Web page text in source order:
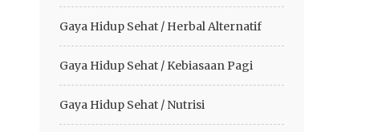
Gaya Hidup Sehat / Herbal Alternatif
Gaya Hidup Sehat / Kebiasaan Pagi
Gaya Hidup Sehat / Nutrisi